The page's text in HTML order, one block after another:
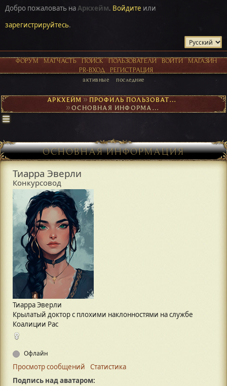
Добро пожаловать наАркхейм. Войдите или
зарегистрируйтесь.
ФОРУМ МАТЧАСТЬ ПОИСК ПОЛЬЗОВАТЕЛИ ВОЙТИ
МАГАЗИН
PR-ВХОД
РЕГИСТРАЦИЯ
активные последние
АРКХЕЙМ► ПРОФИЛЬ ПОЛЬЗОВАТЕЛЯ ТИАРРА ЭВЕРЛИ
► ОСНОВНАЯ ИНФОРМАЦИЯ
ОСНОВНАЯ ИНФОРМАЦИЯ
Тиарра Эверли
Конкурсовод
Тиарра Эверли
Крылатый доктор с плохими наклонностями на службе
Коалиции Рас
Офлайн
Просмотр сообщений
Статистика
Подпись над аватаром: